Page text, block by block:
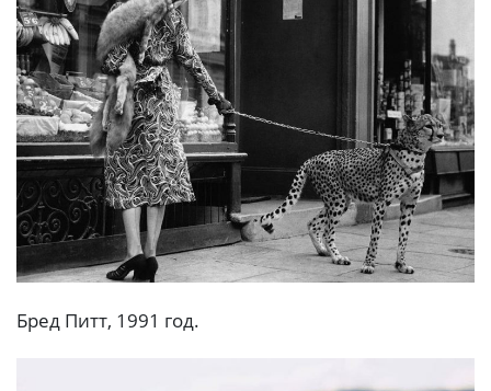
Бред Питт, 1991 год.